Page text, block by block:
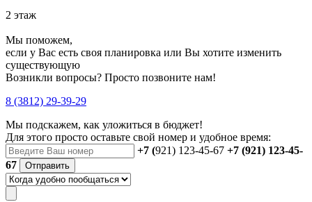
2 этаж
Мы поможем,
если у Вас есть своя планировка или Вы хотите изменить
существующую
Возникли вопросы? Просто позвоните нам!
8 (3812) 29-39-29
Мы подскажем, как уложиться в бюджет!
Для этого просто оставьте свой номер и удобное время:
+7 (921) 123-45-67 +7 (921) 123-45-
67
Отправить